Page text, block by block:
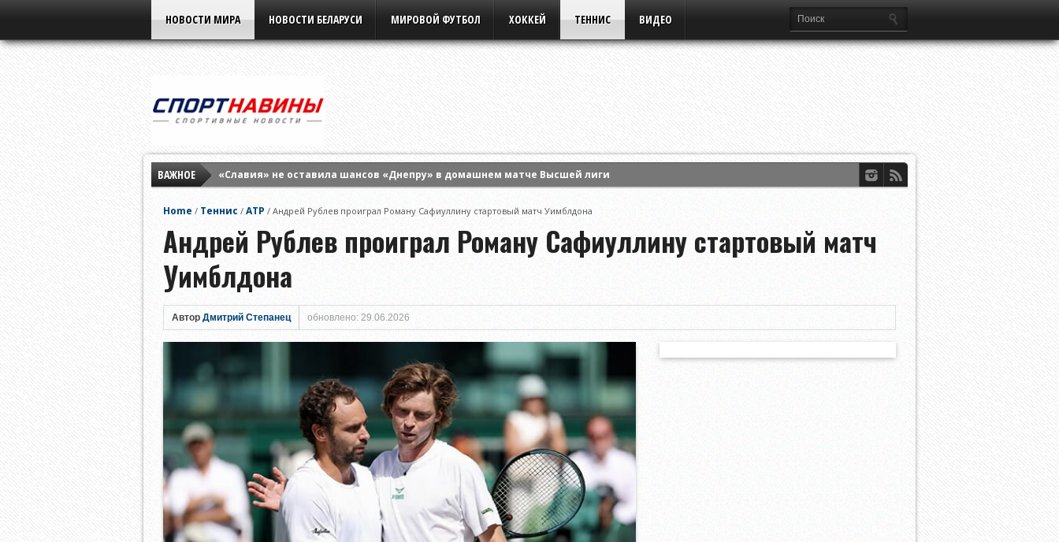
НОВОСТИ МИРА НОВОСТИ БЕЛАРУСИ МИРОВОЙ ФУТБОЛ ХОККЕЙ ТЕННИС ВИДЕО
ВАЖНОЕ
«Славия» не оставила шансов «Днепру» в домашнем матче Высшей лиги
Home / Теннис / ATP / Андрей Рублев проиграл Роману Сафиуллину стартовый матч Уимблдона
Андрей Рублев проиграл Роману Сафиуллину стартовый матч
Уимблдона
Автор Дмитрий Степанец обновлено: 29.06.2026